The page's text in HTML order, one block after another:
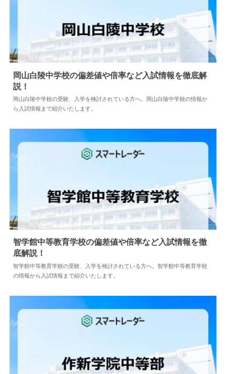
中学情報 2024.04.02
岡山白陵中学校の偏差値や倍率など入試情報を徹底解
説！
岡山白陵中学校の受験、入学を検討されている方へ。岡山白陵中学校の情報か
ら入試情報まで紹介いたします。
中学情報 2024.04.02
智学館中等教育学校の偏差値や倍率など入試情報を徹
底解説！
智学館中等教育学校の受験、入学を検討されている方へ。智学館中等教育学校
の情報から入試情報まで紹介いたします。